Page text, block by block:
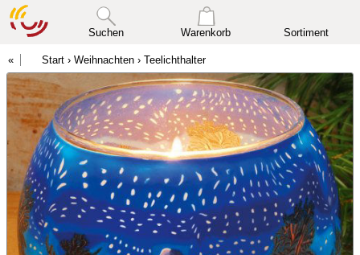
Suchen Warenkorb Sortiment
Start › Weihnachten › Teelichthalter